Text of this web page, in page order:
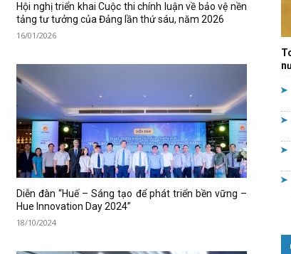
Quản
lý
nhà
Hội nghị triển khai Cuộc thi chính luận về bảo vệ nền
tảng tư tưởng của Đảng lần thứ sáu, năm 2026
16/01/2026
Diễn đàn “Huế – Sáng tạo để phát triển bền vững –
Hue Innovation Day 2024”
18/10/2024